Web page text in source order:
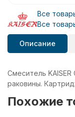
Все
Все
Описание
Смеситель
раковины.
Похожие